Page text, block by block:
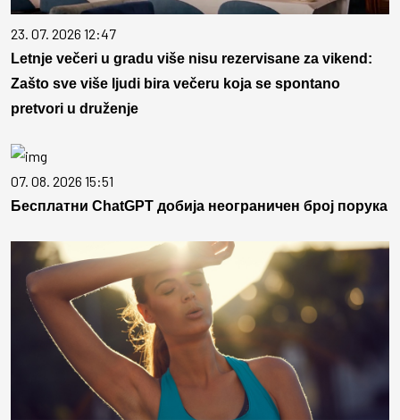
23. 07. 2026 12:47
Letnje večeri u gradu više nisu rezervisane za vikend:
Zašto sve više ljudi bira večeru koja se spontano
pretvori u druženje
07. 08. 2026 15:51
Бесплатни ChatGPT добија неограничен број порука